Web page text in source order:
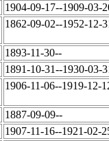
1904-09-17--1909-03-
1862-09-02--1952-12-
1893-11-30--
1891-10-31--1930-03-
1906-11-06--1919-12-
1887-09-09--
1907-11-16--1921-02-